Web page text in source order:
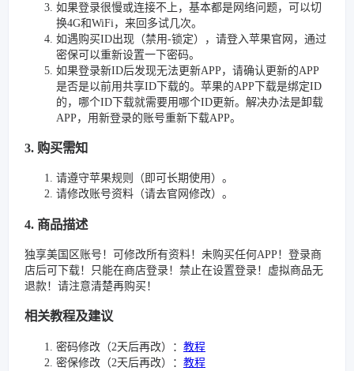
如果登录很慢或连接不上，基本都是网络问题，可以切
换4G和WiFi，来回多试几次。
如遇购买ID出现（禁用-锁定），请登入苹果官网，通过
密保可以重新设置一下密码。
如果登录新ID后发现无法更新APP，请确认更新的APP
是否是以前用共享ID下载的。苹果的APP下载是绑定ID
的，哪个ID下载就需要用哪个ID更新。解决办法是卸载
APP，用新登录的账号重新下载APP。
3. 购买需知
请遵守苹果规则（即可长期使用）。
请修改账号资料（请去官网修改）。
4. 商品描述
独享美国区账号！可修改所有资料！未购买任何APP！登录商
店后可下载！只能在商店登录！禁止在设置登录！虚拟商品无
退款！请注意清楚再购买！
相关教程及建议
密码修改（2天后再改）： 教程
密保修改（2天后再改）： 教程